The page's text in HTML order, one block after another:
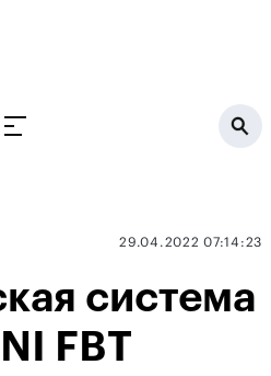
29.04.2022 07:14:23
система
FBT